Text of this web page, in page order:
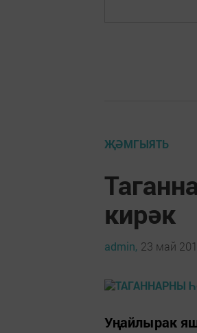
ҖӘМГЫЯТЬ
кирәк
admin, 23 май
Уңайлырак